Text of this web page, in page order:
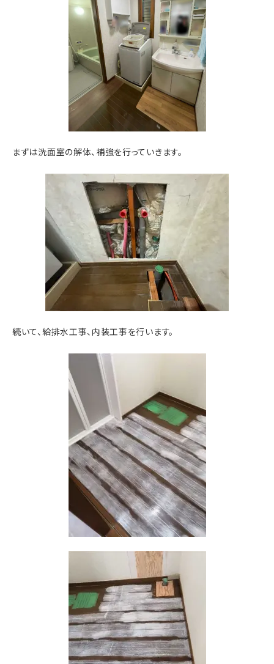
まずは洗面室の解体、補強を行っていきます。
続いて、給排水工事、内装工事を行います。